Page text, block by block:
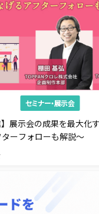
セミナー・展示会
】展示会の成果を最大化
ーフォローも解説～